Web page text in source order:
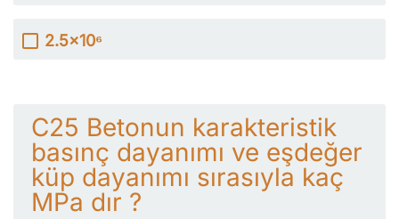
2.5x10⁶
C25 Betonun karakteristik
basınç dayanımı ve eşdeğer
küp dayanımı sırasıyla kaç
MPa dır ?